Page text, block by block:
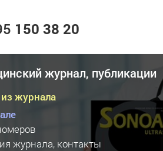
150 38 20
журнал, публикации
журнала
журнала, контакты